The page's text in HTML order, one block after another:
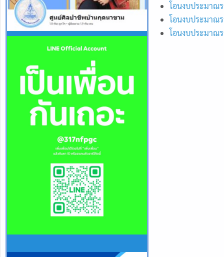
โอนงบประมาณ
โอนงบประมาณ
โอนงบประมาณ